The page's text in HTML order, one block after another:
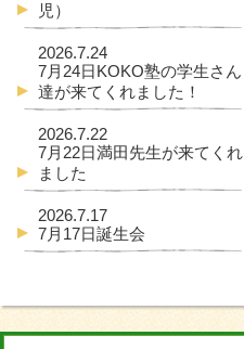
児）
2026.7.24
7月24日KOKO塾の学生さん
達が来てくれました！
2026.7.22
7月22日満田先生が来てくれ
ました
2026.7.17
7月17日誕生会